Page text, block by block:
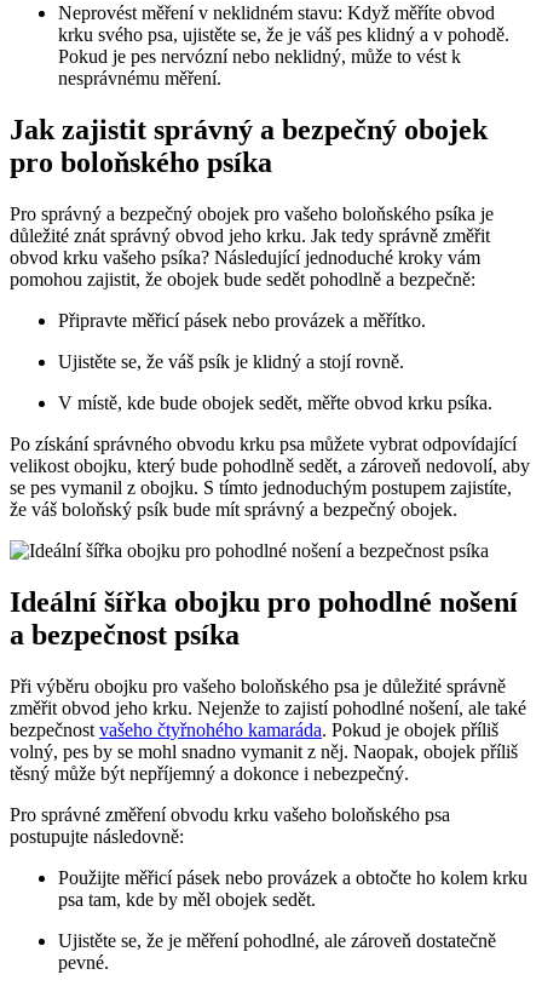
Neprovést měření v neklidném stavu: Když měříte obvod
krku svého psa, ujistěte se, že je váš pes klidný a v pohodě.
Pokud je pes nervózní nebo neklidný, může to vést k
nesprávnému měření.
Jak zajistit správný a bezpečný obojek
pro boloňského psíka
Pro správný a bezpečný obojek pro vašeho boloňského psíka je
důležité znát správný obvod jeho krku. Jak tedy správně změřit
obvod krku vašeho psíka? Následující jednoduché kroky vám
pomohou zajistit, že obojek bude sedět pohodlně a bezpečně:
Připravte měřicí pásek nebo provázek a měřítko.
Ujistěte se, že váš psík je klidný a stojí rovně.
V místě, kde bude obojek sedět, měřte obvod krku psíka.
Po získání správného obvodu krku psa můžete vybrat odpovídající
velikost obojku, který bude pohodlně sedět, a zároveň nedovolí, aby
se pes vymanil z obojku. S tímto jednoduchým postupem zajistíte,
že váš boloňský psík bude mít správný a bezpečný obojek.
Ideální šířka obojku pro pohodlné nošení
a bezpečnost psíka
Při výběru obojku pro vašeho boloňského psa je důležité správně
změřit obvod jeho krku. Nejenže to zajistí pohodlné nošení, ale také
bezpečnost vašeho čtyřnohého kamaráda. Pokud je obojek příliš
volný, pes by se mohl snadno vymanit z něj. Naopak, obojek příliš
těsný může být nepříjemný a dokonce i nebezpečný.
Pro správné změření obvodu krku vašeho boloňského psa
postupujte následovně:
Použijte měřicí pásek nebo provázek a obtočte ho kolem krku
psa tam, kde by měl obojek sedět.
Ujistěte se, že je měření pohodlné, ale zároveň dostatečně
pevné.